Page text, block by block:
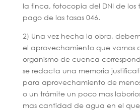
la finca, fotocopia del DNI de los
pago de las tasas 046.
2) Una vez hecha la obra,
el aprovechamiento que vamos
organismo de cuenca
se redacta una memoria
para aprovechamiento de
o un trámite un poco mas
mas cantidad de agua en el que